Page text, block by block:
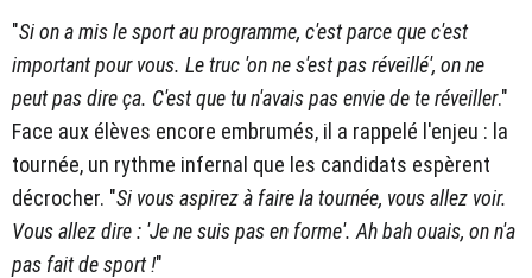
"Si on a mis le sport au programme, c'est parce que c'est
important pour vous. Le truc 'on ne s'est pas réveillé', on ne
peut pas dire ça. C'est que tu n'avais pas envie de te réveiller."
Face aux élèves encore embrumés, il a rappelé l'enjeu : la
tournée, un rythme infernal que les candidats espèrent
décrocher. "Si vous aspirez à faire la tournée, vous allez voir.
Vous allez dire : 'Je ne suis pas en forme'. Ah bah ouais, on n'a
pas fait de sport !"